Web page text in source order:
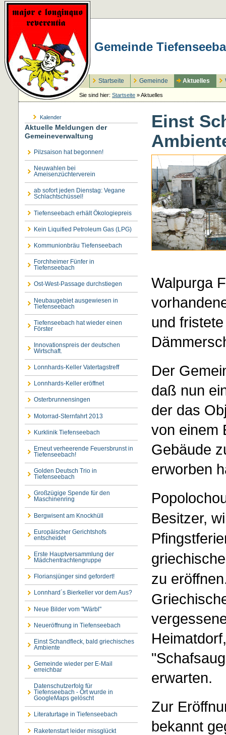
Gemeinde
Startseite Gemeinde Aktuelles
Sie sind hier: Startseite »Aktuelles
Kalender
Aktuelle Meldungen der
Gemeineverwaltung
Pilzsaison hat begonnen!
Neuwahlen bei
Ameisenzüchterverein
ab sofort jeden Dienstag: Vegane
Schlachtschüssel!
Tiefenseebach erhält Ökologiepreis
Kein Liquified Petroleum Gas (LPG)
Kommunionbräu Tiefenseebach
Forchheimer Fünfer in
Tiefenseebach
Ost-West-Passage durchstiegen
Neubaugebiet ausgewiesen in
Tiefenseebach
Tiefenseebach hat wieder einen
Förster
Innovationspreis der deutschen
Wirtschaft.
Lonnhards-Keller Vatertagstreff
Lonnhards-Keller eröffnet
Osterbrunnensingen
Motorrad-Sternfahrt 2013
Kurklinik Tiefenseebach
Erneut verheerende Feuersbrunst in
Tiefenseebach!
Golden Deutsch Trio in
Tiefenseebach
Großzügige Spende für den
Maschinenring
Bergwisent am Knockhüll
Europäischer Gerichtshofs
entscheidet
Erste Hauptversammlung der
Mädchentrachtengruppe
Floriansjünger sind gefordert!
Lonnhard´s Bierkeller vor dem Aus?
Neue Bilder vom "Wärbl"
Neueröffnung in Tiefenseebach
Einst Schandfleck, bald griechisches
Ambiente
Gemeinde wieder per E-Mail
erreichbar
Datenschutzerfolg für
Tiefenseebach - Ort wurde in
GoogleMaps gelöscht
Literaturtage in Tiefenseebach
Raketenstart leider missglückt
Einst
Walpurga
und
Der
daß nun
der das
von einem
Gebäude
erworben
Besitzer,
zu
erwarten.
Zur
bekannt